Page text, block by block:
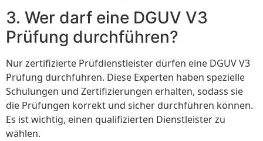
3. Wer darf eine DGUV V3
Prüfung durchführen?
Nur zertifizierte Prüfdienstleister dürfen eine DGUV V3
Prüfung durchführen. Diese Experten haben spezielle
Schulungen und Zertifizierungen erhalten, sodass sie
die Prüfungen korrekt und sicher durchführen können.
Es ist wichtig, einen qualifizierten Dienstleister zu
wählen.